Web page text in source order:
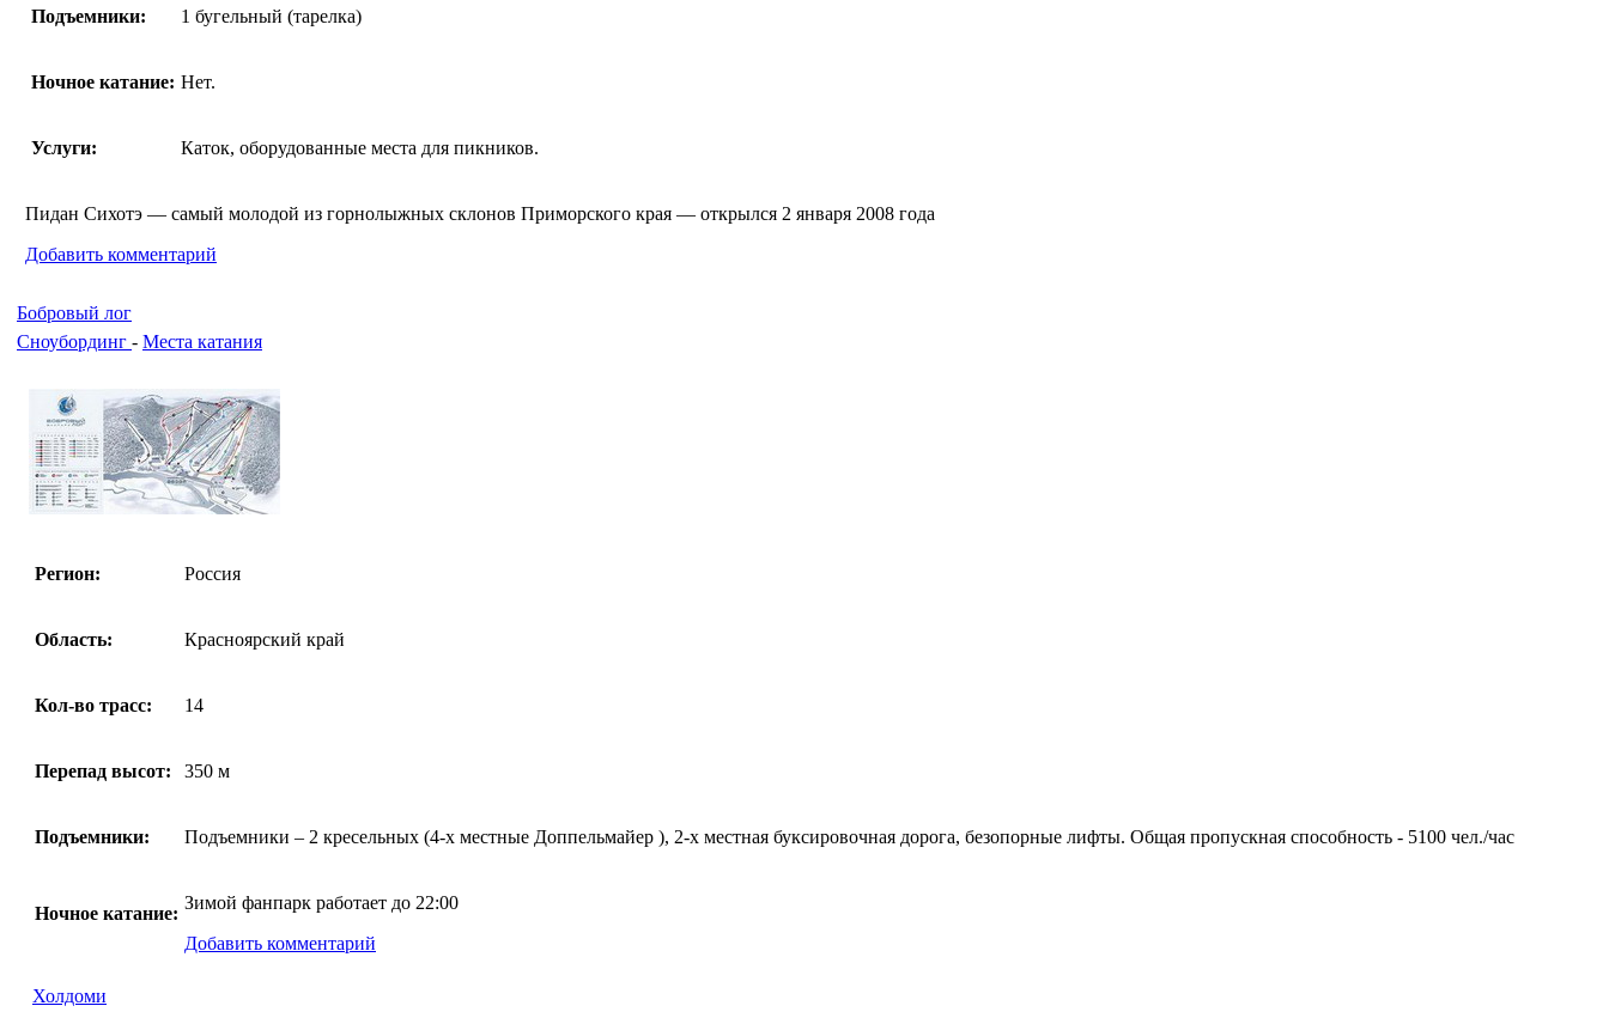
Подъемники: 1 бугельный (тарелка)
Ночное катание: Нет.
Услуги: Каток, оборудованные места для пикников.
Пидан Сихотэ — самый молодой из горнолыжных склонов Приморского края — открылся 2 января 2008 года
Добавить комментарий
Бобровый лог
Сноубординг - Места катания
Регион: Россия
Область: Красноярский край
Кол-во трасс: 14
Перепад высот: 350 м
Подъемники: Подъемники – 2 кресельных (4-х местные Доппельмайер ), 2-х местная буксировочная дорога, безопорные лифты. Общая пропускная способность - 5100 чел./час
Ночное катание:
Зимой фанпарк работает до 22:00
Добавить комментарий
Холдоми